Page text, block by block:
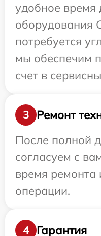
удобное время
оборудования
потребуется
мы обеспечим
счет в
3
Ремонт
После полной
согласуем с
время
операции.
4 Гарантия